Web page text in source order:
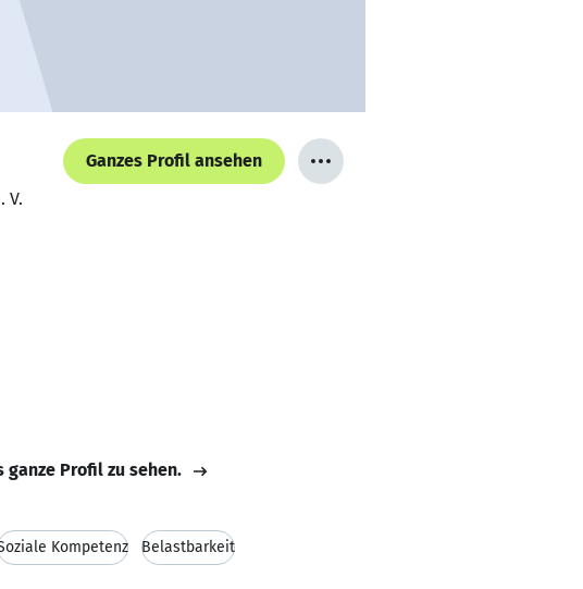
Ganzes Profil ansehen
V.
ganze Profil zu sehen.
Kompetenz Belastbarkeit